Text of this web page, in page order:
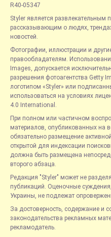
R40-05347
Styler является развлекательным
рассказывающим о людях,
новостей.
Фотографии, иллюстрации и
правообладателям.
Images, допускается
разрешения фотоагентства Getty
логотипом «Styler» или
использоваться на условиях
4.0 International.
При полном или частичном
материалов, опубликованных на
обязательно размещение
открытой для индексации
должна быть размещена
второго абзаца.
Редакция "Styler" может не
публикаций. Оценочные
Украины, не подлежат
За достоверность, содержание и
законодательства рекламных
рекламодатель.